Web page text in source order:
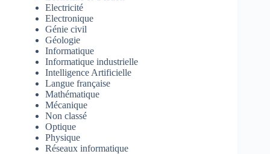
Electricité
Electronique
Génie civil
Géologie
Informatique
Informatique industrielle
Intelligence Artificielle
Langue française
Mathématique
Mécanique
Non classé
Optique
Physique
Réseaux informatique